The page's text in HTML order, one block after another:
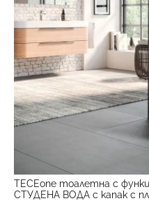
TECEone тоалетна с
СТУДЕНА ВОДА с капак с